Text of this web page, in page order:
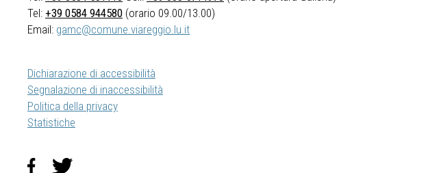
Tel: +39 0584 944580 (orario 09.00/13.00)
Email: gamc@comune.viareggio.lu.it
Dichiarazione di accessibilità
Segnalazione di inaccessibilità
Politica della privacy
Statistiche